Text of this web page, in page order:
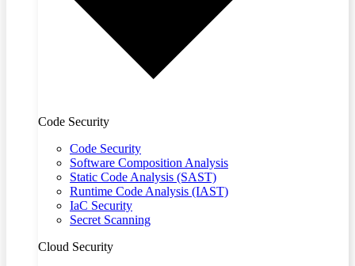
Code Security
Code Security
Software Composition Analysis
Static Code Analysis (SAST)
Runtime Code Analysis (IAST)
IaC Security
Secret Scanning
Cloud Security